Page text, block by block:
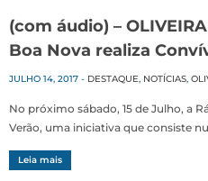
(com áudio) –
Boa Nova realiza
JULHO 14, 2017 - DESTAQUE, NOTÍCIAS,
No próximo sábado, 15 de Julho, a
Verão, uma iniciativa que consiste
Leia mais